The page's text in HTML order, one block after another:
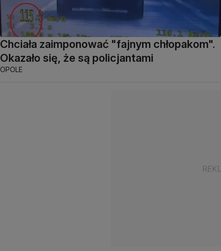
Chciała zaimponować "fajnym chłopakom".
Okazało się, że są policjantami
OPOLE